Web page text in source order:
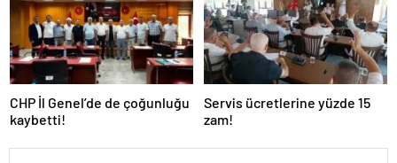
CHP İl Genel’de de çoğunluğu
kaybetti!
Servis ücretlerine yüzde 15
zam!